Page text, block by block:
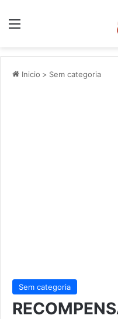
Menu
Inicio > Sem categoria
Sem categoria